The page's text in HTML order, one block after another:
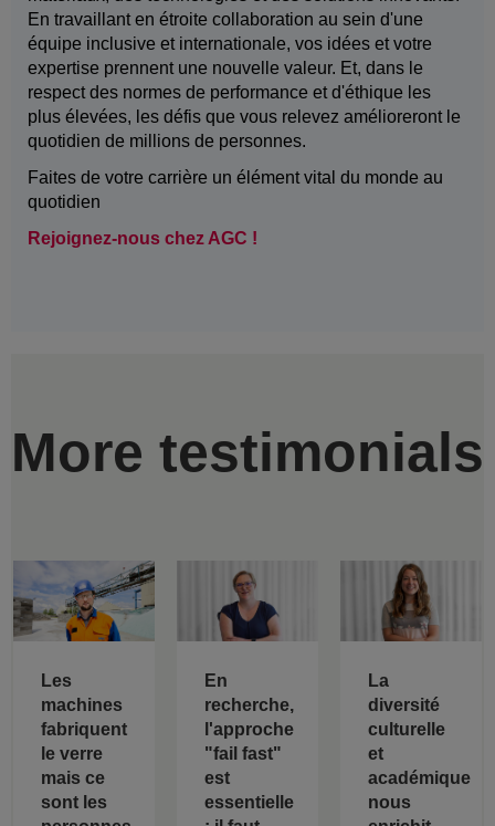
En travaillant en étroite collaboration au sein d'une
équipe inclusive et internationale, vos idées et votre
expertise prennent une nouvelle valeur. Et, dans le
respect des normes de performance et d'éthique les
plus élevées, les défis que vous relevez amélioreront le
quotidien de millions de personnes.
Faites de votre carrière un élément vital du monde au
quotidien
Rejoignez-nous chez AGC !
More testimonials
Les
machines
fabriquent
le verre
mais ce
sont les
En
recherche,
l'approche
"fail fast"
est
essentielle
La
diversité
culturelle
et
académique
nous